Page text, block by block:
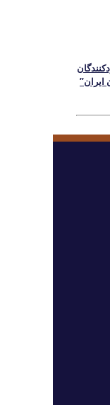
ایران”